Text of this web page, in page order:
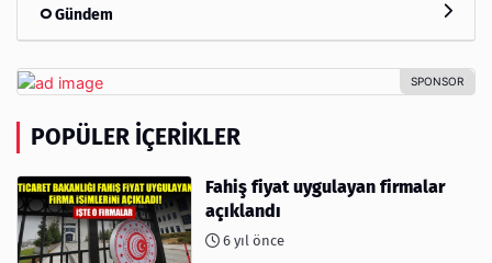
Gündem
POPÜLER İÇERIKLER
Fahiş fiyat uygulayan firmalar
açıklandı
6 yıl önce